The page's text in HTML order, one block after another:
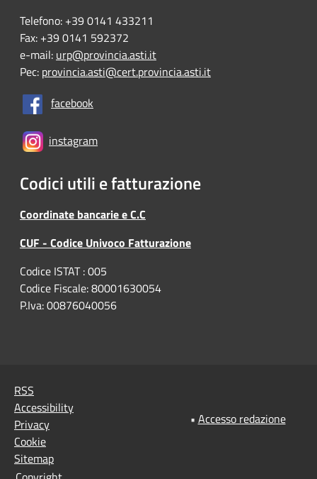
Telefono: +39 0141 433211
Fax: +39 0141 592372
e-mail: urp@provincia.asti.it
Pec: provincia.asti@cert.provincia.asti.it
facebook
instagram
Codici utili e fatturazione
Coordinate bancarie e C.C
CUF - Codice Univoco Fatturazione
Codice ISTAT : 005
Codice Fiscale: 80001630054
P.Iva: 00876040056
RSS
Accessibility
Privacy
Cookie
Sitemap
• Accesso redazione